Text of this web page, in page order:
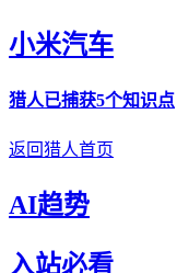
小米汽车
猎人已捕获5个知识点
返回猎人首页
AI趋势
入站必看